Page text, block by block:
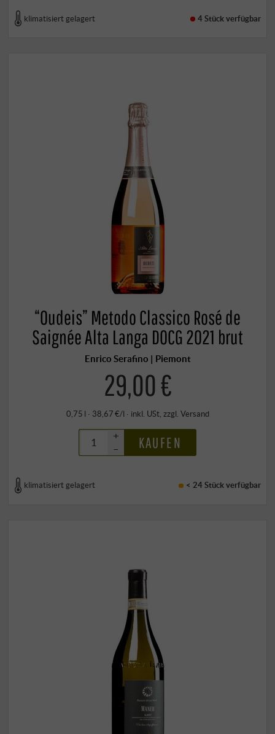
klimatisiert gelagert 4 Stückverfügbar
“Oudeis” Metodo Classico Rosé de
Saignée Alta Langa DOCG 2021 brut
Enrico Serafino | Piemont
29,00 €
0,75 l · 38,67 €/l · inkl. USt, zzgl. Versand
+
–
KAUFEN
klimatisiert gelagert < 24 Stückverfügbar